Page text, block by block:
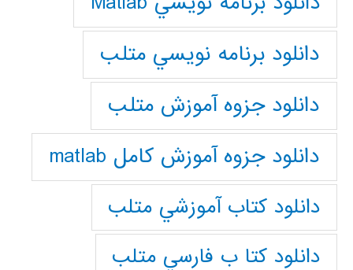
دانلود برنامه نويسي متلب
دانلود جزوه آموزش متلب
دانلود جزوه آموزش کامل matlab
دانلود كتاب آموزشي متلب
دانلود كتا ب فارسي متلب